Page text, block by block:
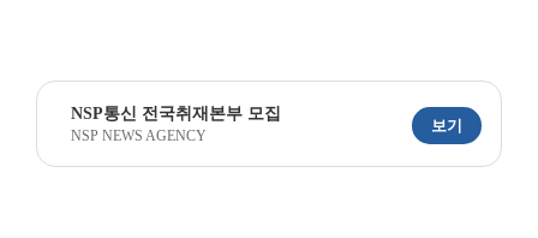
NSP통신 전국취재본부 모집
NSP NEWS AGENCY
보기